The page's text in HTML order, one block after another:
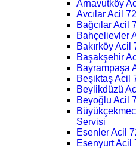
Arnavutköy
Avcılar Acil
Bağcılar Acil
Bahçelievler
Bakırköy
Başakşehir
Bayrampaşa
Beşiktaş Acil
Beylikdüzü
Beyoğlu Acil
Servisi
Esenler Acil
Esenyurt Acil